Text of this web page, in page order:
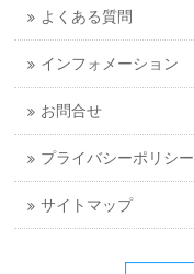
よくある質問
インフォメーション
お問合せ
プライバシーポリシー
サイトマップ